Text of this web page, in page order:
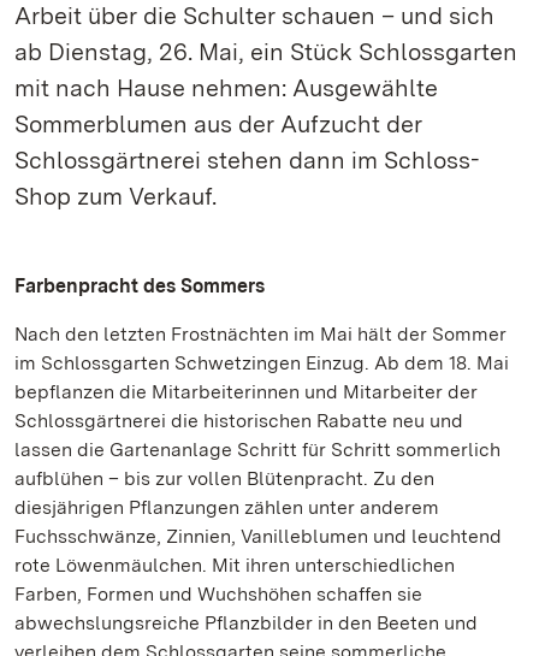
Arbeit über die Schulter schauen – und sich
ab Dienstag, 26. Mai, ein Stück Schlossgarten
mit nach Hause nehmen: Ausgewählte
Sommerblumen aus der Aufzucht der
Schlossgärtnerei stehen dann im Schloss-
Shop zum Verkauf.
Farbenpracht des Sommers
Nach den letzten Frostnächten im Mai hält der Sommer
im Schlossgarten Schwetzingen Einzug. Ab dem 18. Mai
bepflanzen die Mitarbeiterinnen und Mitarbeiter der
Schlossgärtnerei die historischen Rabatte neu und
lassen die Gartenanlage Schritt für Schritt sommerlich
aufblühen – bis zur vollen Blütenpracht. Zu den
diesjährigen Pflanzungen zählen unter anderem
Fuchsschwänze, Zinnien, Vanilleblumen und leuchtend
rote Löwenmäulchen. Mit ihren unterschiedlichen
Farben, Formen und Wuchshöhen schaffen sie
abwechslungsreiche Pflanzbilder in den Beeten und